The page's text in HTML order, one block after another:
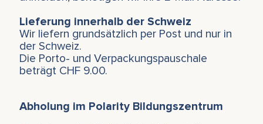
Lieferung innerhalb der Schweiz
Wir liefern grundsätzlich per Post und nur in
der Schweiz.
Die Porto- und Verpackungspauschale
beträgt CHF 9.00.
Abholung im Polarity Bildungszentrum